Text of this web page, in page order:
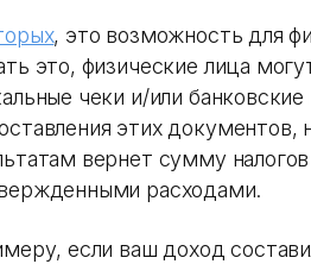
, это возможность для
это, физические лица
чеки и/или
этих документов,
вернет сумму
расходами.
если ваш доход